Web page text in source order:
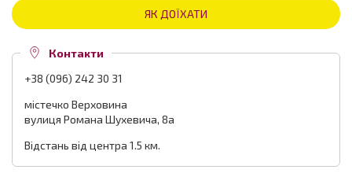
ЯК ДОЇХАТИ
Контакти
+38 (096) 242 30 31
містечко Верховина
вулиця Романа Шухевича, 8а
Відстань від центра 1.5 км.